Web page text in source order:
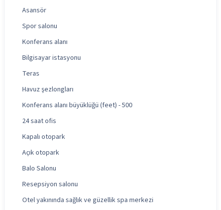
Asansör
Spor salonu
Konferans alanı
Bilgisayar istasyonu
Teras
Havuz şezlongları
Konferans alanı büyüklüğü (feet) - 500
24 saat ofis
Kapalı otopark
Açık otopark
Balo Salonu
Resepsiyon salonu
Otel yakınında sağlık ve güzellik spa merkezi